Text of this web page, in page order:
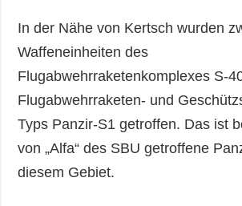
In der Nähe von Kertsch wurden
Waffeneinheiten des
Flugabwehrraketenkomplexes S-
Flugabwehrraketen- und
Typs Panzir-S1 getroffen. Das ist
von „Alfa“ des SBU getroffene
diesem Gebiet.